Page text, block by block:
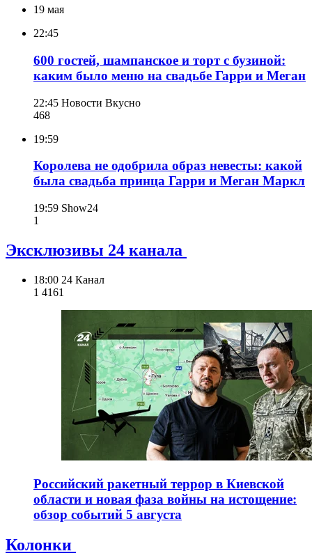
19 мая
22:45
600 гостей, шампанское и торт с бузиной:
каким было меню на свадьбе Гарри и Меган
22:45 Новости Вкусно
468
19:59
Королева не одобрила образ невесты: какой
была свадьба принца Гарри и Меган Маркл
19:59 Show24
1
Эксклюзивы 24 канала
18:00 24 Канал
1 4161
Российский ракетный террор в Киевской
области и новая фаза войны на истощение:
обзор событий 5 августа
Колонки